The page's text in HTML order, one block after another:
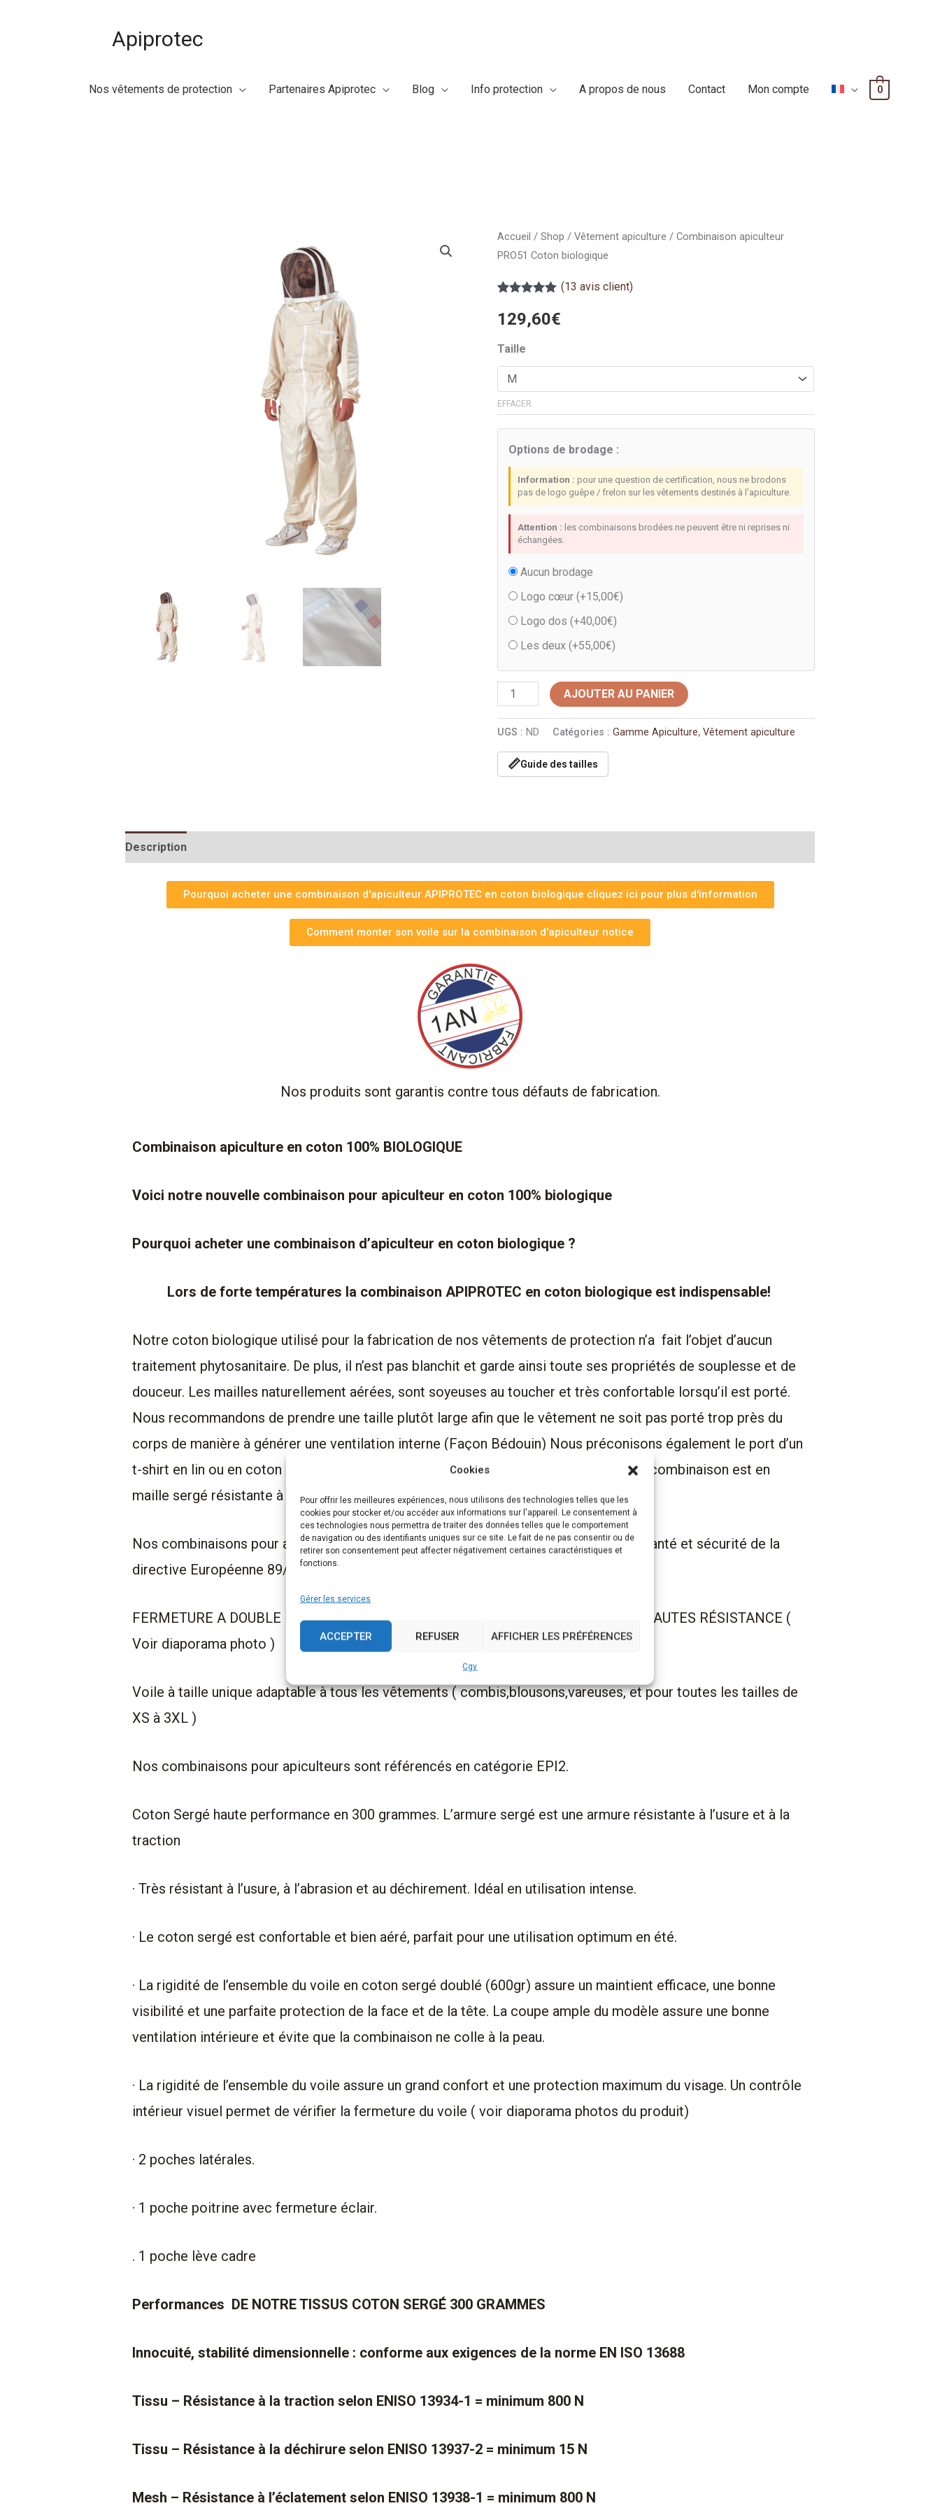
Cookies
Pour offrir les meilleures expériences, nous utilisons des technologies telles que les
cookies pour stocker et/ou accéder aux informations sur l'appareil. Le consentement à
ces technologies nous permettra de traiter des données telles que le comportement
de navigation ou des identifiants uniques sur ce site. Le fait de ne pas consentir ou de
retirer son consentement peut affecter négativement certaines caractéristiques et
fonctions.
Gérer les services
ACCEPTER REFUSER AFFICHER LES PRÉFÉRENCES
Cgv
Apiprotec
Nos vêtements de protection Partenaires Apiprotec Blog Info protection A propos de nous Contact Mon compte 0
Accueil /Shop /Vêtement apiculture / Combinaison apiculteur
PRO51 Coton biologique
sur 5 basé
sur
client
(13 avis client)
129,60€
Taille
EFFACER
Options de brodage :
Information : pour une question de certification, nous ne brodons
pas de logo guêpe / frelon sur les vêtements destinés à l'apiculture.
Attention : les combinaisons brodées ne peuvent être ni reprises ni
échangées.
Aucun brodage
Logo cœur (+15,00€)
Logo dos (+40,00€)
Les deux (+55,00€)
quantité
de
PRO51
AJOUTER AU PANIER
UGS : ND Catégories :Gamme Apiculture,Vêtement apiculture
📏Guide des tailles
Description
Pourquoi acheter une combinaison d'apiculteur APIPROTEC en coton biologique cliquez ici pour plus d'information
Comment monter son voile sur la combinaison d'apiculteur notice
Nos produits sont garantis contre tous défauts de fabrication.
Combinaison apiculture en coton 100% BIOLOGIQUE
Voici notre nouvelle combinaison pour apiculteur en coton 100% biologique
Pourquoi acheter une combinaison d’apiculteur en coton biologique ?
Lors de forte températures la combinaison APIPROTEC en coton biologique est indispensable!
Notre coton biologique utilisé pour la fabrication de nos vêtements de protection n’a fait l’objet d’aucun
traitement phytosanitaire. De plus, il n’est pas blanchit et garde ainsi toute ses propriétés de souplesse et de
douceur. Les mailles naturellement aérées, sont soyeuses au toucher et très confortable lorsqu’il est porté.
Nous recommandons de prendre une taille plutôt large afin que le vêtement ne soit pas porté trop près du
corps de manière à générer une ventilation interne (Façon Bédouin) Nous préconisons également le port d’un
t-shirt en lin ou en coton porté sous la combinaison de taille large également. Notre combinaison est en
maille sergé résistante à l’abrasion et aux déchirements.
Nos combinaisons pour apiculteurs sont conformes aux exigences essentielles de santé et sécurité de la
directive Européenne 89/686/CEE.
FERMETURE A DOUBLE RUBAN AUTO AGRIPPANT ANTI- INTRUSION COUTURES HAUTES RÉSISTANCE (
Voir diaporama photo )
Voile à taille unique adaptable à tous les vêtements ( combis,blousons,vareuses, et pour toutes les tailles de
XS à 3XL )
Nos combinaisons pour apiculteurs sont référencés en catégorie EPI2.
Coton Sergé haute performance en 300 grammes. L’armure sergé est une armure résistante à l’usure et à la
traction
· Très résistant à l’usure, à l’abrasion et au déchirement. Idéal en utilisation intense.
· Le coton sergé est confortable et bien aéré, parfait pour une utilisation optimum en été.
· La rigidité de l’ensemble du voile en coton sergé doublé (600gr) assure un maintient efficace, une bonne
visibilité et une parfaite protection de la face et de la tête. La coupe ample du modèle assure une bonne
ventilation intérieure et évite que la combinaison ne colle à la peau.
· La rigidité de l’ensemble du voile assure un grand confort et une protection maximum du visage. Un contrôle
intérieur visuel permet de vérifier la fermeture du voile ( voir diaporama photos du produit)
· 2 poches latérales.
· 1 poche poitrine avec fermeture éclair.
. 1 poche lève cadre
Performances DE NOTRE TISSUS COTON SERGÉ 300 GRAMMES
Innocuité, stabilité dimensionnelle : conforme aux exigences de la norme EN ISO 13688
Tissu – Résistance à la traction selon ENISO 13934-1 = minimum 800 N
Tissu – Résistance à la déchirure selon ENISO 13937-2 = minimum 15 N
Mesh – Résistance à l’éclatement selon ENISO 13938-1 = minimum 800 N